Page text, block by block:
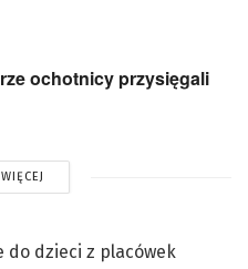
ochotnicy przysięgali
do dzieci z placówek